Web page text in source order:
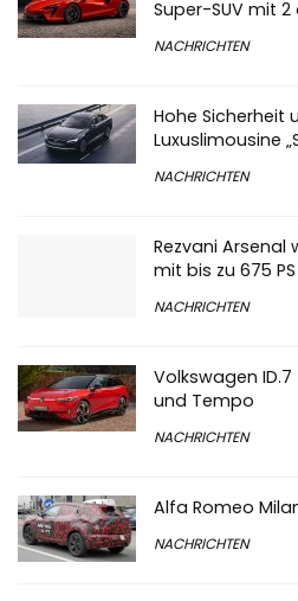
Super-SUV mit
NACHRICHTEN
Hohe Sicherheit
Luxuslimousine
NACHRICHTEN
Rezvani Arsenal
mit bis zu 675
NACHRICHTEN
Volkswagen
und Tempo
NACHRICHTEN
Alfa Romeo
NACHRICHTEN